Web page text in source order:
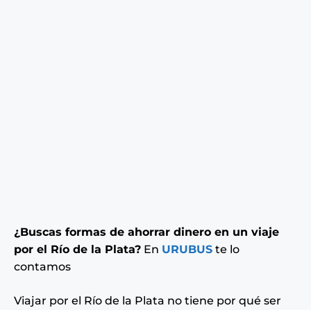
¿Buscas formas de ahorrar dinero en un viaje
por el Río de la Plata? En URUBUS te lo
contamos
Viajar por el Río de la Plata no tiene por qué ser